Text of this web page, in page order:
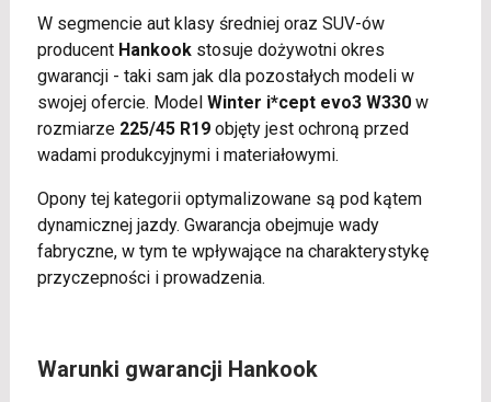
W segmencie aut klasy średniej oraz SUV-ów
producent Hankookstosuje dożywotni okres
gwarancji - taki sam jak dla pozostałych modeli w
swojej ofercie. Model Winter i*cept evo3 W330w
rozmiarze 225/45 R19objęty jest ochroną przed
wadami produkcyjnymi i materiałowymi.
Opony tej kategorii optymalizowane są pod kątem
dynamicznej jazdy. Gwarancja obejmuje wady
fabryczne, w tym te wpływające na charakterystykę
przyczepności i prowadzenia.
Warunki gwarancji Hankook